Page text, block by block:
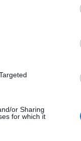
or Sharing
for which it
trenutnim
je ogromen del
Kultura je tako
pa bo v
nove smernice,
temveč s
vam.